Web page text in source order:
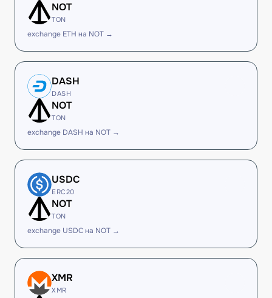
NOT
TON
exchange ETH на NOT →
DASH
DASH
NOT
TON
exchange DASH на NOT →
USDC
ERC20
NOT
TON
exchange USDC на NOT →
XMR
XMR